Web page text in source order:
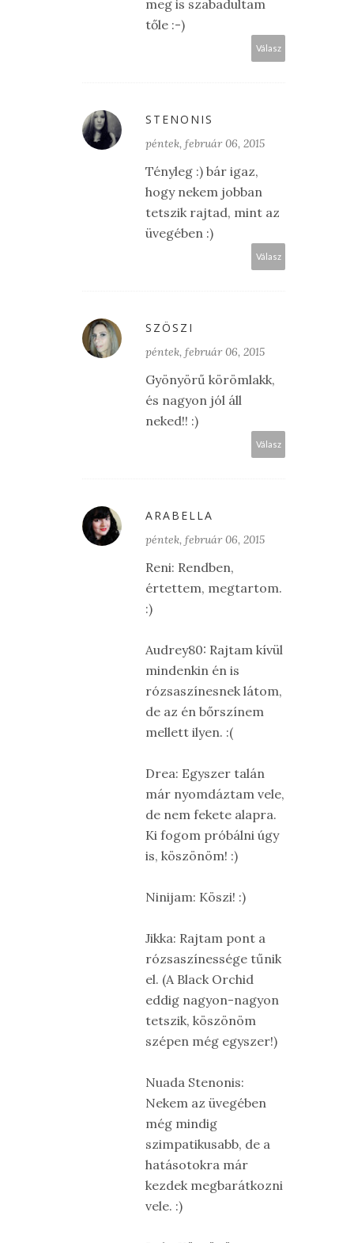
meg is szabadultam
tőle :-)
Válasz
STENONIS
péntek, február 06, 2015
Tényleg :) bár igaz,
hogy nekem jobban
tetszik rajtad, mint az
üvegében :)
Válasz
SZÖSZI
péntek, február 06, 2015
Gyönyörű körömlakk,
és nagyon jól áll
neked!! :)
Válasz
ARABELLA
péntek, február 06, 2015
Reni: Rendben,
értettem, megtartom.
:)
Audrey80: Rajtam kívül
mindenkin én is
rózsaszínesnek látom,
de az én bőrszínem
mellett ilyen. :(
Drea: Egyszer talán
már nyomdáztam vele,
de nem fekete alapra.
Ki fogom próbálni úgy
is, köszönöm! :)
Ninijam: Köszi! :)
Jikka: Rajtam pont a
rózsaszínessége tűnik
el. (A Black Orchid
eddig nagyon-nagyon
tetszik, köszönöm
szépen még egyszer!)
Nuada Stenonis:
Nekem az üvegében
még mindig
szimpatikusabb, de a
hatásotokra már
kezdek megbarátkozni
vele. :)